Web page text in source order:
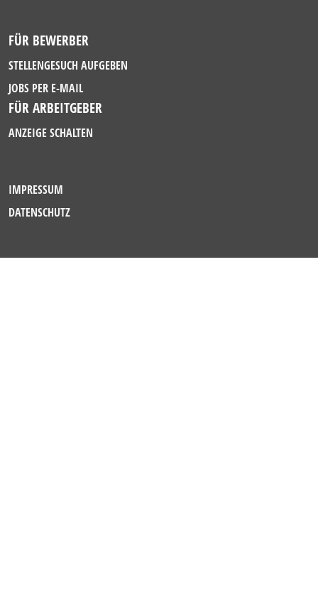
FÜR BEWERBER
STELLENGESUCH AUFGEBEN
JOBS PER E-MAIL
FÜR ARBEITGEBER
ANZEIGE SCHALTEN
IMPRESSUM
DATENSCHUTZ